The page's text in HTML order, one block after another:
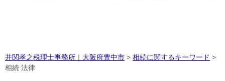
井関孝之税理士事務所｜大阪府豊中市 > 相続に関するキーワード >
相続 法律